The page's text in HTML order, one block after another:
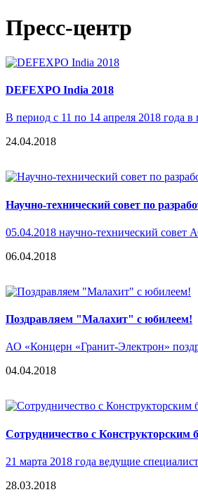
Пресс-центр
DEFEXPO India 2018
В период с 11 по 14 апреля 2018 года
24.04.2018
Научно-технический совет по
05.04.2018 научно-технический
06.04.2018
Поздравляем "Малахит" с юбилеем!
АО «Концерн «Гранит-Электрон»
04.04.2018
Сотрудничество с
21 марта 2018 года ведущие
28.03.2018